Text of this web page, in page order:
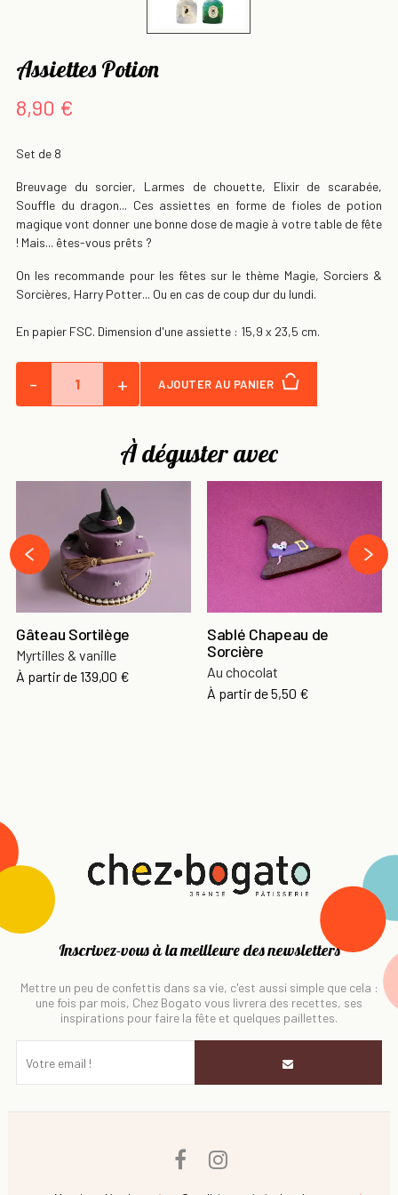
Assiettes Potion
8,90 €
Set de 8
Breuvage du sorcier, Larmes de chouette, Elixir de scarabée,
Souffle du dragon... Ces assiettes en forme de fioles de potion
magique vont donner une bonne dose de magie à votre table de fête
! Mais... êtes-vous prêts ?
On les recommande pour les fêtes sur le thème Magie, Sorciers &
Sorcières, Harry Potter... Ou en cas de coup dur du lundi.
En papier FSC. Dimension d'une assiette : 15,9 x 23,5 cm.
- + AJOUTER AU PANIER
À déguster avec
Gâteau Sortilège
Myrtilles & vanille
À partir de139,00 €
Sablé Chapeau de
Sorcière
Au chocolat
À partir de5,50 €
‹
›
Inscrivez-vous à la meilleure des newsletters
Mettre un peu de confettis dans sa vie, c'est aussi simple que cela :
une fois par mois, Chez Bogato vous livrera des recettes, ses
inspirations pour faire la fête et quelques paillettes.
Facebook